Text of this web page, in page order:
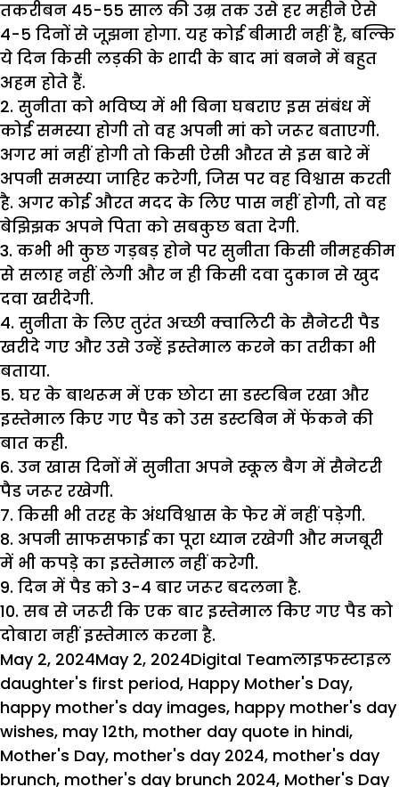
तकरीबन 45-55 साल की उम्र तक उसे हर महीने ऐसे
4-5 दिनों से जूझना होगा. यह कोई बीमारी नहीं है, बल्कि
ये दिन किसी लड़की के शादी के बाद मां बनने में बहुत
अहम होते हैं.
2. सुनीता को भविष्य में भी बिना घबराए इस संबंध में
कोई समस्या होगी तो वह अपनी मां को जरूर बताएगी.
अगर मां नहीं होगी तो किसी ऐसी औरत से इस बारे में
अपनी समस्या जाहिर करेगी, जिस पर वह विश्वास करती
है. अगर कोई औरत मदद के लिए पास नहीं होगी, तो वह
बेझिझक अपने पिता को सबकुछ बता देगी.
3. कभी भी कुछ गड़बड़ होने पर सुनीता किसी नीमहकीम
से सलाह नहीं लेगी और न ही किसी दवा दुकान से खुद
दवा खरीदेगी.
4. सुनीता के लिए तुरंत अच्छी क्वालिटी के सैनेटरी पैड
खरीदे गए और उसे उन्हें इस्तेमाल करने का तरीका भी
बताया.
5. घर के बाथरूम में एक छोटा सा डस्टबिन रखा और
इस्तेमाल किए गए पैड को उस डस्टबिन में फेंकने की
बात कही.
6. उन खास दिनों में सुनीता अपने स्कूल बैग में सैनेटरी
पैड जरूर रखेगी.
7. किसी भी तरह के अंधविश्वास के फेर में नहीं पड़ेगी.
8. अपनी साफसफाई का पूरा ध्यान रखेगी और मजबूरी
में भी कपड़े का इस्तेमाल नहीं करेगी.
9. दिन में पैड को 3-4 बार जरूर बदलना है.
10. सब से जरूरी कि एक बार इस्तेमाल किए गए पैड को
दोबारा नहीं इस्तेमाल करना है.
Posted
on
May 2, 2024May 2, 2024Author
Digital TeamCategories
लाइफस्टाइल
daughter's first period, Happy Mother's Day,
happy mother's day images, happy mother's day
wishes, may 12th, mother day quote in hindi,
Mother's Day, mother's day 2024, mother's day
brunch, mother's day brunch 2024, Mother's Day